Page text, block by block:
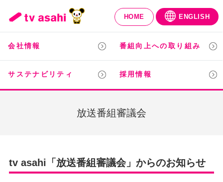
HOME ENGLISH
会社情報 番組向上への取り組み
サステナビリティ 採用情報
放送番組審議会
tv asahi「放送番組審議会」からのお知らせ